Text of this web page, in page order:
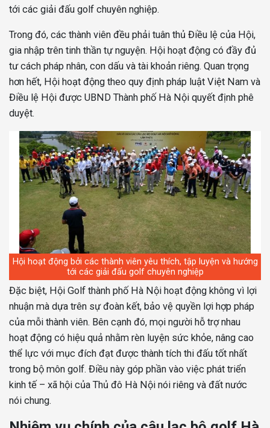
tới các giải đấu golf chuyên nghiệp.
Trong đó, các thành viên đều phải tuân thủ Điều lệ của Hội,
gia nhập trên tinh thần tự nguyện. Hội hoạt động có đầy đủ
tư cách pháp nhân, con dấu và tài khoản riêng. Quan trọng
hơn hết, Hội hoạt động theo quy định pháp luật Việt Nam và
Điều lệ Hội được UBND Thành phố Hà Nội quyết định phê
duyệt.
Hội hoạt động bởi các thành viên yêu thích, tập luyện và hướng
tới các giải đấu golf chuyên nghiệp
Đặc biệt, Hội Golf thành phố Hà Nội hoạt động không vì lợi
nhuận mà dựa trên sự đoàn kết, bảo vệ quyền lợi hợp pháp
của mỗi thành viên. Bên cạnh đó, mọi người hỗ trợ nhau
hoạt động có hiệu quả nhằm rèn luyện sức khỏe, nâng cao
thể lực với mục đích đạt được thành tích thi đấu tốt nhất
trong bộ môn golf. Điều này góp phần vào việc phát triển
kinh tế – xã hội của Thủ đô Hà Nội nói riêng và đất nước
nói chung.